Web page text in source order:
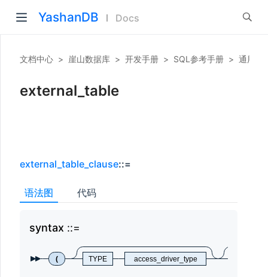
YashanDB Docs
文档中心 > 崖山数据库 > 开发手册 > SQL参考手册 > 通用
external_table
external_table_clause::=
语法图 代码
syntax
( TYPE access_driver_type